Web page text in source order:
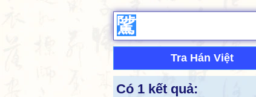
Tra Hán Việt
Có 1 kết quả: